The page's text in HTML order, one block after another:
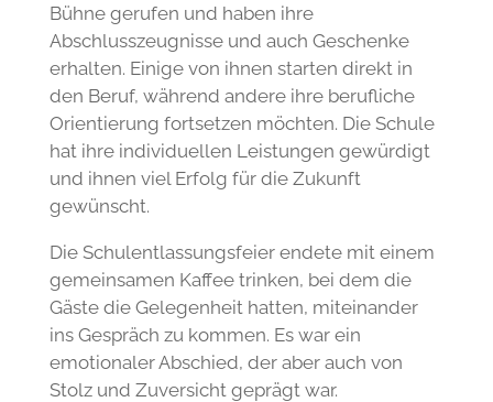
Bühne gerufen und haben ihre
Abschlusszeugnisse und auch Geschenke
erhalten. Einige von ihnen starten direkt in
den Beruf, während andere ihre berufliche
Orientierung fortsetzen möchten. Die Schule
hat ihre individuellen Leistungen gewürdigt
und ihnen viel Erfolg für die Zukunft
gewünscht.
Die Schulentlassungsfeier endete mit einem
gemeinsamen Kaffee trinken, bei dem die
Gäste die Gelegenheit hatten, miteinander
ins Gespräch zu kommen. Es war ein
emotionaler Abschied, der aber auch von
Stolz und Zuversicht geprägt war.